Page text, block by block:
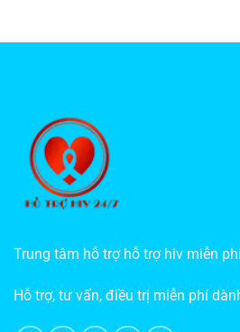
Trung tâm hỗ trợ hỗ trợ hiv miễn
Hỗ trợ, tư vấn, điều trị miễn phí